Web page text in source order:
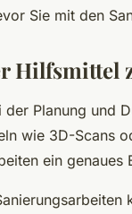
Sie mit den
Hilfsmittel
Planung und
wie 3D-Scans
ein